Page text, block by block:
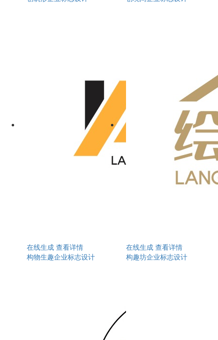
在线生成 查看详情
构物生趣企业标志设计
在线生成 查看详情
构趣坊企业标志设计